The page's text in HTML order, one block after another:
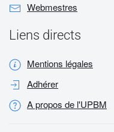
Webmestres
Liens directs
Mentions légales
Adhérer
A propos de l'UPBM